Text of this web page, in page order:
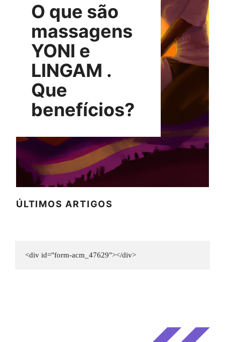
O que são
massagens
YONI e
LINGAM .
Que
benefícios?
ÚLTIMOS ARTIGOS
<div id="form-acm_47629"></div>